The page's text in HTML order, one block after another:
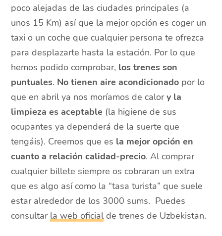
poco alejadas de las ciudades principales (a
unos 15 Km) así que la mejor opción es coger un
taxi o un coche que cualquier persona te ofrezca
para desplazarte hasta la estación. Por lo que
hemos podido comprobar, los trenes son
puntuales. No tienen aire acondicionado por lo
que en abril ya nos moríamos de calory la
limpieza es aceptable (la higiene de sus
ocupantes ya dependerá de la suerte que
tengáis). Creemos que es la mejor opción en
cuanto a relación calidad-precio. Al comprar
cualquier billete siempre os cobraran un extra
que es algo así como la “tasa turista” que suele
estar alrededor de los 3000 sums. Puedes
consultarla web oficialde trenes de Uzbekistan.